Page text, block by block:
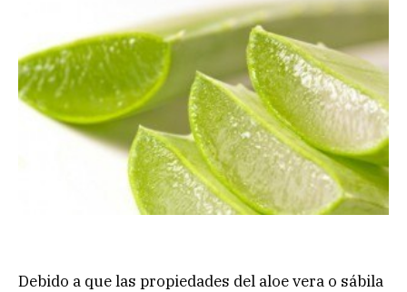
Debido a que las propiedades del aloe vera o sábila